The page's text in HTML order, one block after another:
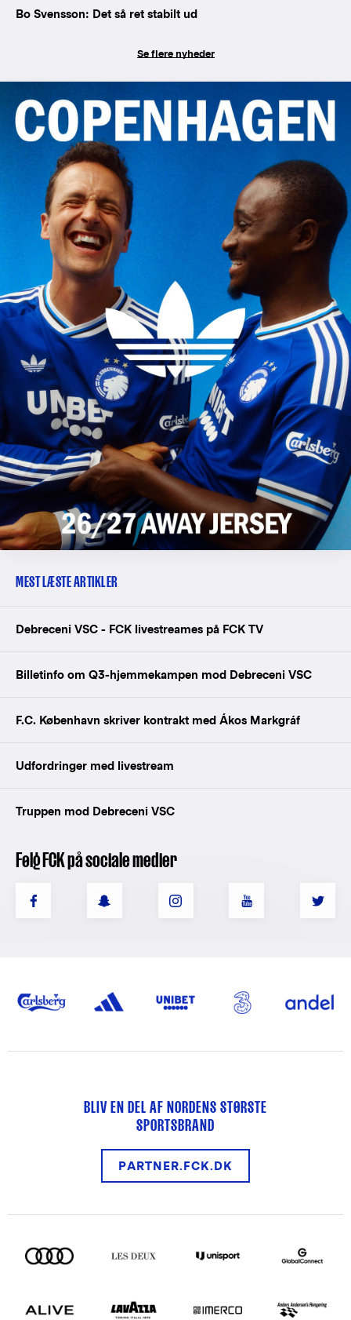
Bo Svensson: Det så ret stabilt ud
Se flere nyheder
MEST LÆSTE ARTIKLER
Debreceni VSC - FCK livestreames på FCK TV
Billetinfo om Q3-hjemmekampen mod Debreceni VSC
F.C. København skriver kontrakt med Ákos Markgráf
Udfordringer med livestream
Truppen mod Debreceni VSC
Følg FCK på sociale medier
BLIV EN DEL AF NORDENS STØRSTE
SPORTSBRAND
PARTNER.FCK.DK